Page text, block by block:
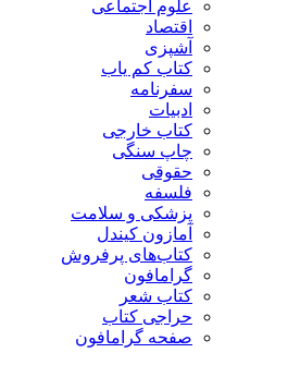
علوم اجتماعی
اقتصاد
آشپزی
کتاب کم یاب
سفرنامه
ادبیات
کتاب خارجی
چاپ سنگی
حقوقی
فلسفه
پزشکی و سلامت
آمازون کیندل
کتاب‌های پرفروش
گرامافون
کتاب شعر
حراجی کتاب
صفحه گرامافون